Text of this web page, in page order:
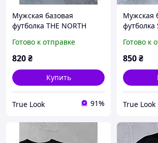
Мужская базовая
футболка THE NORTH
Готово к отправке
820₴
Купить
True Look 91%
Мужская
хаки)
Готово к
850₴
True Look